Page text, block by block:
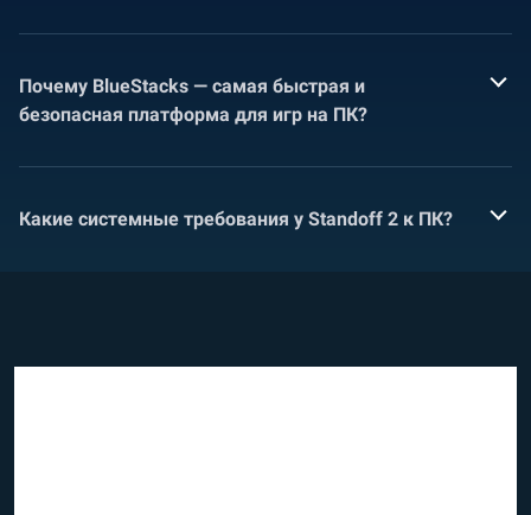
Почему BlueStacks — самая быстрая и
безопасная платформа для игр на ПК?
Какие системные требования у Standoff 2 к ПК?